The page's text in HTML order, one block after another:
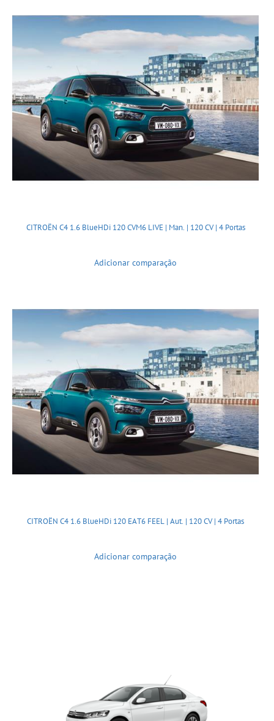
CITROËN C4 1.6 BlueHDi 120 CVM6 LIVE | Man. | 120 CV | 4 Portas
Adicionar comparação
CITROËN C4 1.6 BlueHDi 120 EAT6 FEEL | Aut. | 120 CV | 4 Portas
Adicionar comparação